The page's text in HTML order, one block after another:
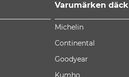
Varumärken däck
Michelin
Continental
Goodyear
Kumho